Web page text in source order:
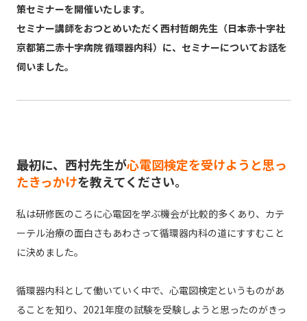
策セミナーを開催いたします。
セミナー講師をおつとめいただく西村哲朗先生（日本赤十字社
京都第二赤十字病院 循環器内科）に、セミナーについてお話を
伺いました。
――最初に、西村先生が心電図検定を受けようと思っ
たきっかけを教えてください。
私は研修医のころに心電図を学ぶ機会が比較的多くあり、カテ
ーテル治療の面白さもあわさって循環器内科の道にすすむこと
に決めました。
循環器内科として働いていく中で、心電図検定というものがあ
ることを知り、2021年度の試験を受験しようと思ったのがきっ